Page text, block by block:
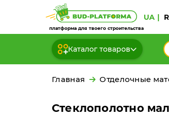
платформа для твоего строительства
UA
Каталог товаров
Главная Отделочные
Стеклополотно